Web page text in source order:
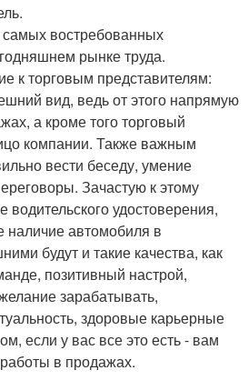
востребованных
рынке труда.
к торговым представителям:
вид, ведь от этого напрямую
а кроме того торговый
компании. Также важным
вести беседу, умение
Зачастую к этому
водительского удостоверения,
автомобиля в
будут и такие качества, как
позитивный настрой,
зарабатывать,
здоровые карьерные
если у вас все это есть - вам
в продажах.